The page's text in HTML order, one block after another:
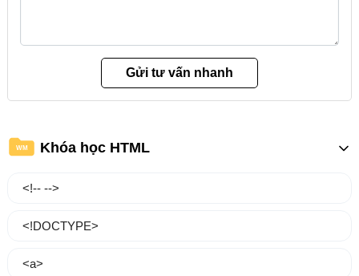
WM Khóa học HTML
<!-- -->
<!DOCTYPE>
<a>